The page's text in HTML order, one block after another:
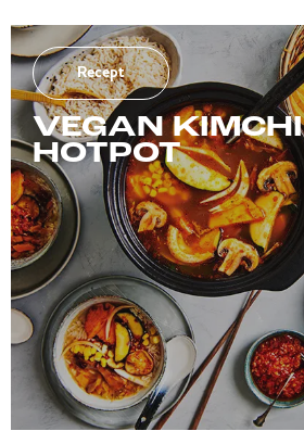
Recept
VEGAN KIMCHI
HOTPOT